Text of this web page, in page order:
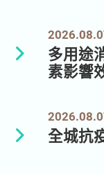
多用途
素影響
全城抗